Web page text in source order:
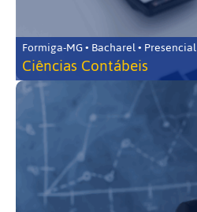
Formiga-MG • Bacharel • Presencial
Ciências Contábeis